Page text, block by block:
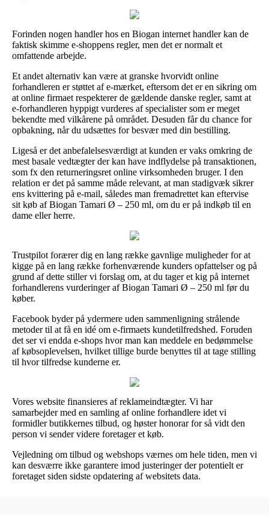
Forinden nogen handler hos en Biogan internet handler kan de
faktisk skimme e-shoppens regler, men det er normalt et
omfattende arbejde.
Et andet alternativ kan være at granske hvorvidt online
forhandleren er støttet af e-mærket, eftersom det er en sikring om
at online firmaet respekterer de gældende danske regler, samt at
e-forhandleren hyppigt vurderes af specialister som er meget
bekendte med vilkårene på området. Desuden får du chance for
opbakning, når du udsættes for besvær med din bestilling.
Ligeså er det anbefalelsesværdigt at kunden er vaks omkring de
mest basale vedtægter der kan have indflydelse på transaktionen,
som fx den returneringsret online virksomheden bruger. I den
relation er det på samme måde relevant, at man stadigvæk sikrer
ens kvittering på e-mail, således man fremadrettet kan eftervise
sit køb af Biogan Tamari Ø – 250 ml, om du er på indkøb til en
dame eller herre.
Trustpilot forærer dig en lang række gavnlige muligheder for at
kigge på en lang række forhenværende kunders opfattelser og på
grund af dette stiller vi forslag om, at du tager et kig på internet
forhandlerens vurderinger af Biogan Tamari Ø – 250 ml før du
køber.
Facebook byder på ydermere uden sammenligning strålende
metoder til at få en idé om e-firmaets kundetilfredshed. Foruden
det ser vi endda e-shops hvor man kan meddele en bedømmelse
af købsoplevelsen, hvilket tillige burde benyttes til at tage stilling
til hvor tilfredse kunderne er.
Vores website finansieres af reklameindtægter. Vi har
samarbejder med en samling af online forhandlere idet vi
formidler butikkernes tilbud, og høster honorar for så vidt den
person vi sender videre foretager et køb.
Vejledning om tilbud og webshops værnes om hele tiden, men vi
kan desværre ikke garantere imod justeringer der potentielt er
foretaget siden sidste opdatering af websitets data.